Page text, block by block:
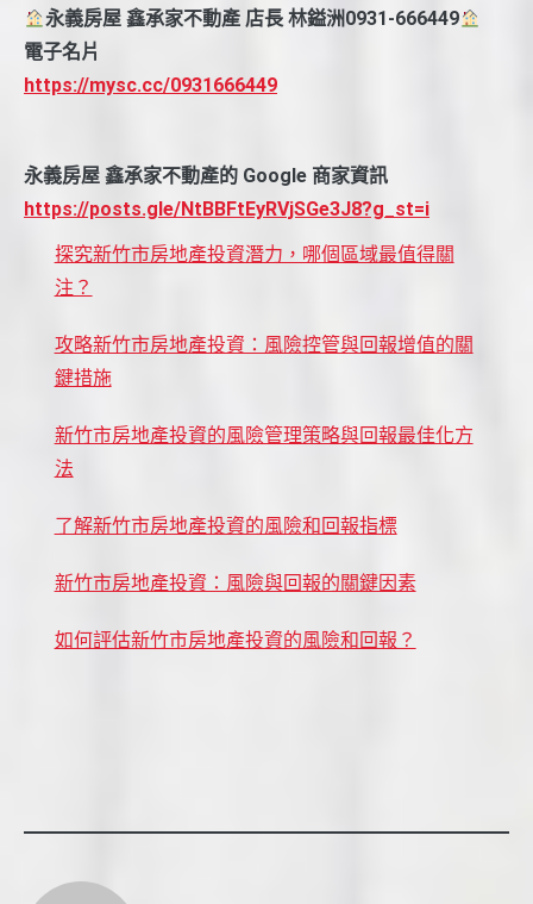
永義房屋 鑫承家不動產 店長 林鎰洲0931-666449
電子名片
https://mysc.cc/0931666449
永義房屋 鑫承家不動產的 Google 商家資訊
https://posts.gle/NtBBFtEyRVjSGe3J8?g_st=i
探究新竹市房地產投資潛力，哪個區域最值得關
注？
攻略新竹市房地產投資：風險控管與回報增值的關
鍵措施
新竹市房地產投資的風險管理策略與回報最佳化方
法
了解新竹市房地產投資的風險和回報指標
新竹市房地產投資：風險與回報的關鍵因素
如何評估新竹市房地產投資的風險和回報？